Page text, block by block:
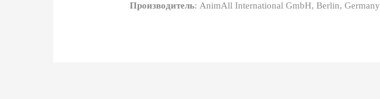
Производитель: AnimAll International GmbH, Berlin, Germany